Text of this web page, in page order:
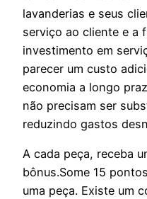
lavanderias e seus
serviço ao cliente e a
investimento em
parecer um custo
economia a longo
não precisam ser
reduzindo gastos
A cada peça, receba
bônus.Some 15
uma peça. Existe um